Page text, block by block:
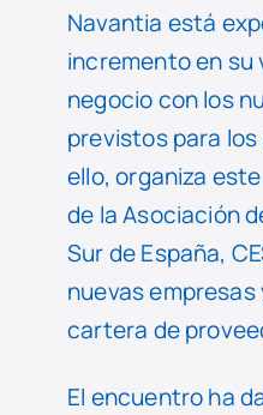
Navantia está
incremento en su
negocio con los
previstos para
ello, organiza
de la Asociación
Sur de España,
nuevas
cartera de
El encuentro ha